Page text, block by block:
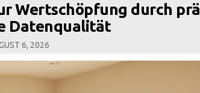
Wertschöpfung durch
Datenqualität
6, 2026